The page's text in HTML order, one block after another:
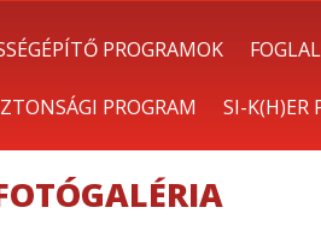
PROGRAMOK
PROGRAM SI-K(H)ER